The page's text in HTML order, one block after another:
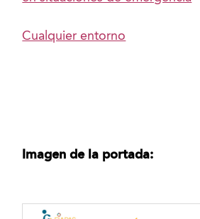
Cualquier entorno
Imagen de la portada: